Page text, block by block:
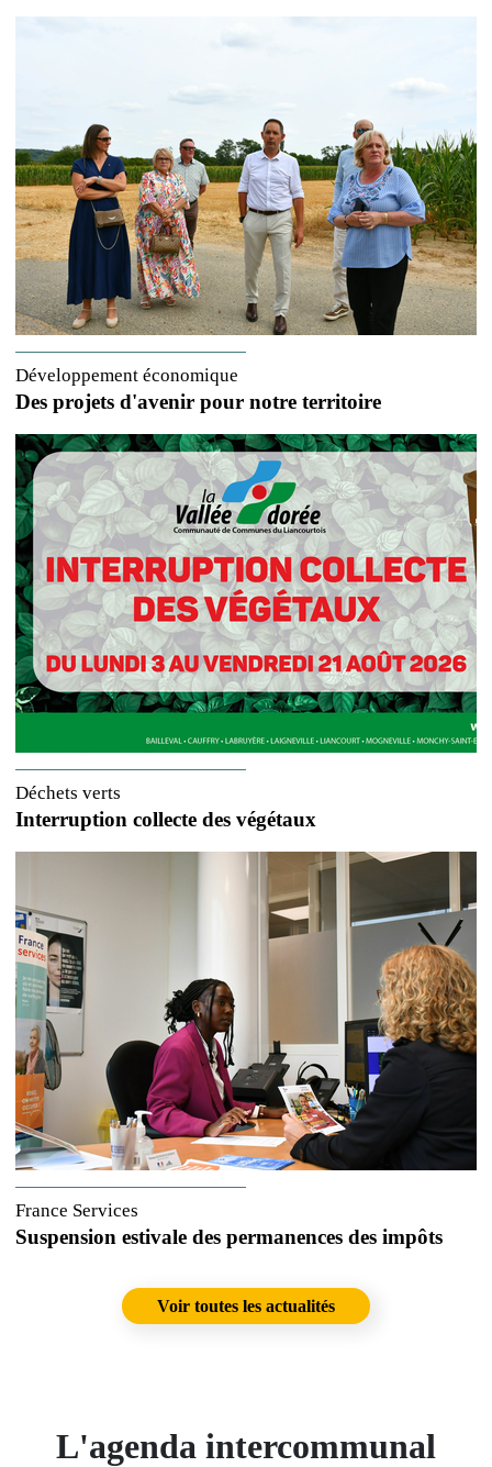
Développement économique
Des projets d'avenir pour notre territoire
Déchets verts
Interruption collecte des végétaux
France Services
Suspension estivale des permanences des impôts
Voir toutes les actualités
L'agenda intercommunal